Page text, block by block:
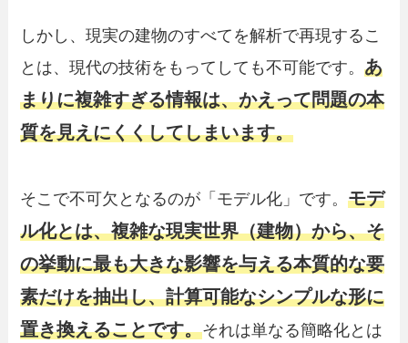
しかし、現実の建物のすべてを解析で再現するこ
とは、現代の技術をもってしても不可能です。あ
まりに複雑すぎる情報は、かえって問題の本
質を見えにくくしてしまいます。
そこで不可欠となるのが「モデル化」です。モデ
ル化とは、複雑な現実世界（建物）から、そ
の挙動に最も大きな影響を与える本質的な要
素だけを抽出し、計算可能なシンプルな形に
置き換えることです。それは単なる簡略化とは